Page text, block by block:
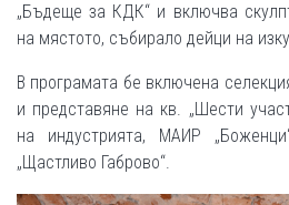
„Бъдеще за КДК“ и включва
на мястото, събирало дейци на
В програмата бе включена
и представяне на кв. „Шести
на индустрията, МАИР
„Щастливо Габрово“.